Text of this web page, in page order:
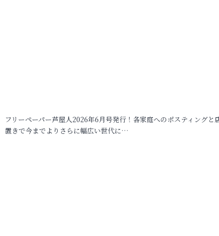
フリーペーパー芦屋人2026年6月号発行！各家庭へのポスティングと
置きで今までよりさらに幅広い世代に…